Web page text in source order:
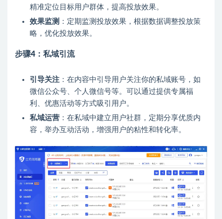
精准定位目标用户群体，提高投放效果。
效果监测 ：定期监测投放效果，根据数据调整投放策
略，优化投放效果。
步骤4：私域引流
引导关注 ：在内容中引导用户关注你的私域账号，如
微信公众号、个人微信号等。可以通过提供专属福
利、优惠活动等方式吸引用户。
私域运营 ：在私域中建立用户社群，定期分享优质内
容，举办互动活动，增强用户的粘性和转化率。